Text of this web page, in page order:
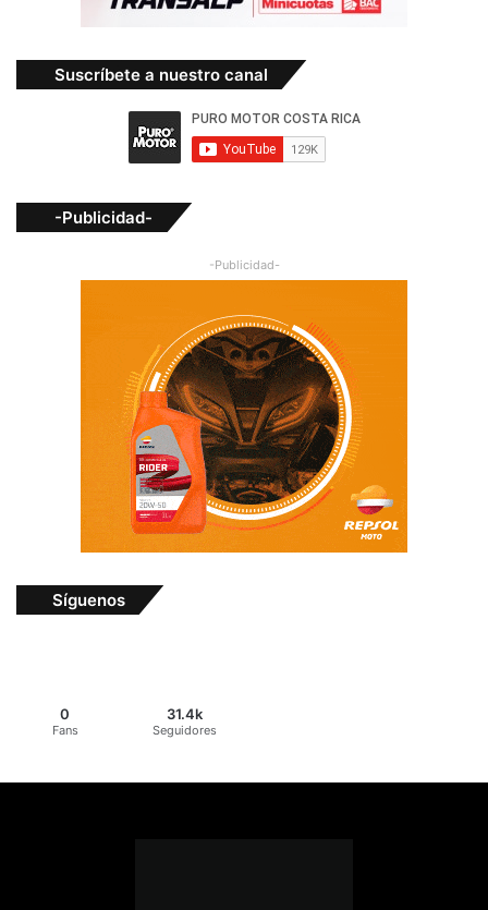
Suscríbete a nuestro canal
-Publicidad-
-Publicidad-
Síguenos
0
Fans
31.4k
Seguidores